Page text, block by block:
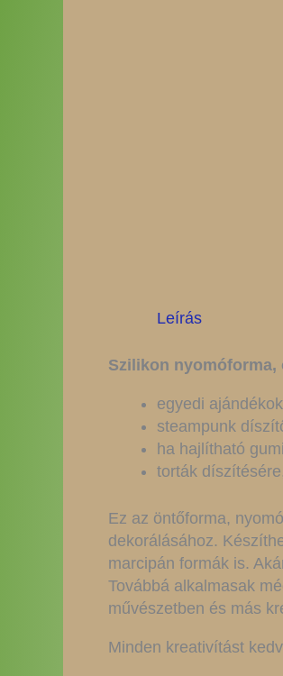
Leírás
Szilikon nyomóforma,
egyedi
steampunk
ha hajlítható
torták
Ez az öntőforma,
dekorálásához.
marcipán formák is.
Továbbá alkalmasak
művészetben és más
Minden kreativítást